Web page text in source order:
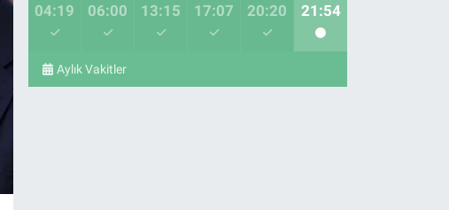
04:19 06:00 13:15 17:07 20:20 21:54
Aylık Vakitler